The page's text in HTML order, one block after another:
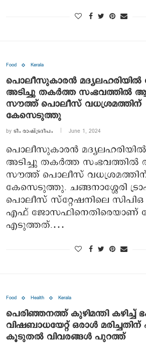
Food Kerala
പൊലീസുകാരൻ മദ്യലഹരിയിൽ
അടിച്ചു തകർത്ത സംഭവത്തിൽ
സൗത്ത് പൊലീസ് വധശ്രമത്തിന്
കേസെടുത്തു
by ടീം രാഷ്ട്രദീപം June 1, 2024
പൊലീസുകാരൻ
അടിച്ചു തകർത്ത സംഭവത്തിൽ
സൗത്ത് പൊലീസ്
കേസെടുത്തു. ചങ്ങനാശ്ശേരി
പൊലീസ് സ്റ്റേഷനിലെ സിപിഒ
എഫ് ജോസഫിനെതിരെയാണ്
എടുത്തത്.…
Food Health Kerala
പെരിഞ്ഞനത്ത് കുഴിമന്തി കഴിച്ച്
വിഷബാധയേറ്റ് ഒരാൾ മരിച്ചതിന്
കൂടുതൽ വിവരങ്ങൾ പുറത്ത്